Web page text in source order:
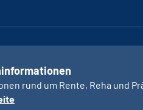
rund um Rente, Reha und